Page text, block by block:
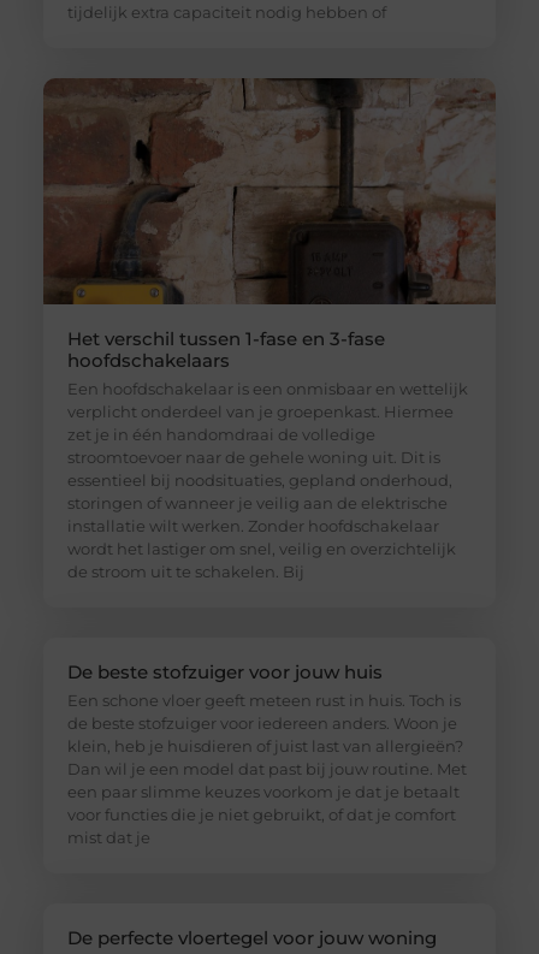
tijdelijk extra capaciteit nodig hebben of
Het verschil tussen 1-fase en 3-fase
hoofdschakelaars
Een hoofdschakelaar is een onmisbaar en wettelijk
verplicht onderdeel van je groepenkast. Hiermee
zet je in één handomdraai de volledige
stroomtoevoer naar de gehele woning uit. Dit is
essentieel bij noodsituaties, gepland onderhoud,
storingen of wanneer je veilig aan de elektrische
installatie wilt werken. Zonder hoofdschakelaar
wordt het lastiger om snel, veilig en overzichtelijk
de stroom uit te schakelen. Bij
De beste stofzuiger voor jouw huis
Een schone vloer geeft meteen rust in huis. Toch is
de beste stofzuiger voor iedereen anders. Woon je
klein, heb je huisdieren of juist last van allergieën?
Dan wil je een model dat past bij jouw routine. Met
een paar slimme keuzes voorkom je dat je betaalt
voor functies die je niet gebruikt, of dat je comfort
mist dat je
De perfecte vloertegel voor jouw woning